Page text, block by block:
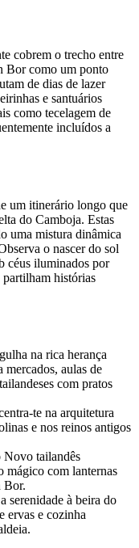
cobrem o trecho entre
Bor como um ponto
de dias de lazer
e santuários
como tecelagem de
incluídos a
um itinerário longo que
do Camboja. Estas
uma mistura dinâmica
o nascer do sol
céus iluminados por
partilham histórias
na rica herança
mercados, aulas de
com pratos
te na arquitetura
e nos reinos antigos
Novo tailandês
mágico com lanternas
Bor.
serenidade à beira do
ervas e cozinha